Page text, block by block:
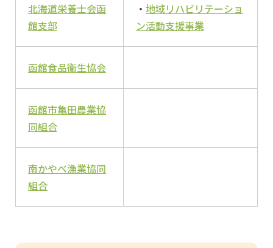
北海道栄養士会函
館支部
・ 地域リハビリテーショ
ン活動支援事業
函館食品衛生協会
函館市亀田農業協
同組合
南かやべ漁業協同
組合